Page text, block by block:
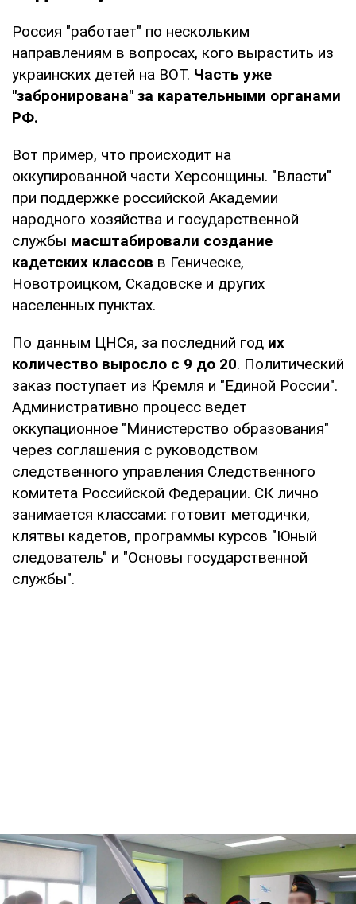
Россия "работает" по нескольким
направлениям в вопросах, кого вырастить из
украинских детей на ВОТ. Часть уже
"забронирована" за карательными органами
РФ.
Вот пример, что происходит на
оккупированной части Херсонщины. "Власти"
при поддержке российской Академии
народного хозяйства и государственной
службы масштабировали создание
кадетских классов в Геническе,
Новотроицком, Скадовске и других
населенных пунктах.
По данным ЦНСя, за последний год их
количество выросло с 9 до 20. Политический
заказ поступает из Кремля и "Единой России".
Административно процесс ведет
оккупационное "Министерство образования"
через соглашения с руководством
следственного управления Следственного
комитета Российской Федерации. СК лично
занимается классами: готовит методички,
клятвы кадетов, программы курсов "Юный
следователь" и "Основы государственной
службы".